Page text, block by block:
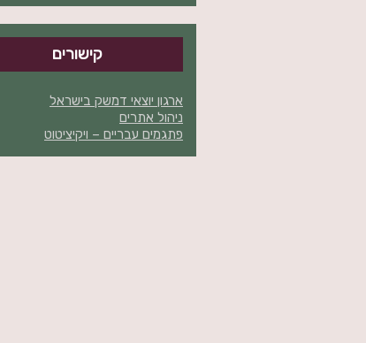
קישורים
ארגון יוצאי דמשק בישראל
ניהול אתרים
פתגמים עבריים – ויקיציטוט